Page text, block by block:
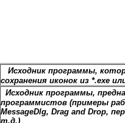
Исходник программы,
сохранения иконок из *.exe
Исходник программы,
программистов (примеры
MessageDlg, Drag and Drop,
т.д.)